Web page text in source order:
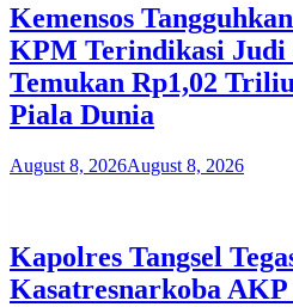
Kemensos
KPM Terindikasi Judi
Temukan Rp1,02
Piala Dunia
August 8, 2026August 8, 2026
Kapolres Tangsel
Kasatresnarkoba